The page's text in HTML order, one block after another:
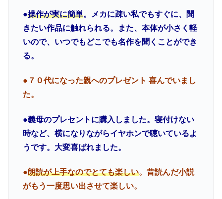
●操作が実に簡単。メカに疎い私でもすぐに、聞
きたい作品に触れられる。また、本体が小さく軽
いので、いつでもどこでも名作を聞くことができ
る。
●７０代になった親へのプレゼント 喜んでいまし
た。
●義母のプレセントに購入しました。 寝付けない
時など、横になりながらイヤホンで聴いているよ
うです。大変喜ばれました。
●朗読が上手なのでとても楽しい。 昔読んだ小説
がもう一度思い出させて楽しい。